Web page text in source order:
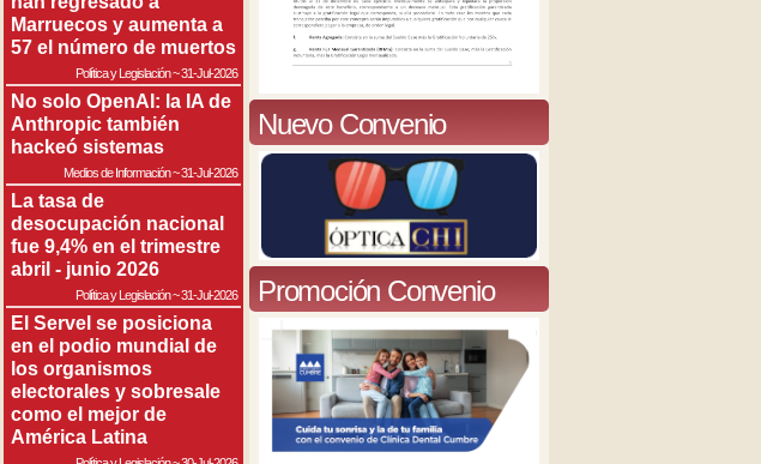
Marruecos y aumenta a
57 el número de muertos
Política y Legislación~31-Jul-2026
No solo OpenAI: la IA de
Anthropic también
hackeó sistemas
Medios de Información~31-Jul-2026
La tasa de
desocupación nacional
fue 9,4% en el trimestre
abril - junio 2026
Política y Legislación~31-Jul-2026
El Servel se posiciona
en el podio mundial de
los organismos
electorales y sobresale
como el mejor de
América Latina
Nuevo Convenio
Promoción Convenio